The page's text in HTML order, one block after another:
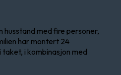
husstand med fire personer,
har montert 24
i kombinasjon med